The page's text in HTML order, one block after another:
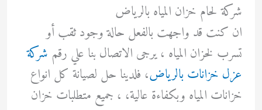
شركة لحام خزان المياه بالرياض
ان كنت قد واجهت بالفعل حالة وجود ثقب أو
تسرب لخزان المياه ، يرجى الاتصال بنا علي رقم شركة
عزل خزانات بالرياض، فلدينا حل لصيانة كل انواع
خزانات المياه وبكفاءة عالية، ، جميع متطلبات خزان